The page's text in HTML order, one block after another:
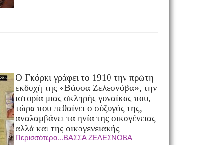
Ο Γκόρκι γράφει το 1910 την πρώτη
εκδοχή της «Βάσσα Ζελεσνόβα», την
ιστορία μιας σκληρής γυναίκας που,
τώρα που πεθαίνει ο σύζυγός της,
αναλαμβάνει τα ηνία της οικογένειας
αλλά και της οικογενειακής
Περισσότερα...ΒΑΣΣΑ ΖΕΛΕΣΝΟΒΑ